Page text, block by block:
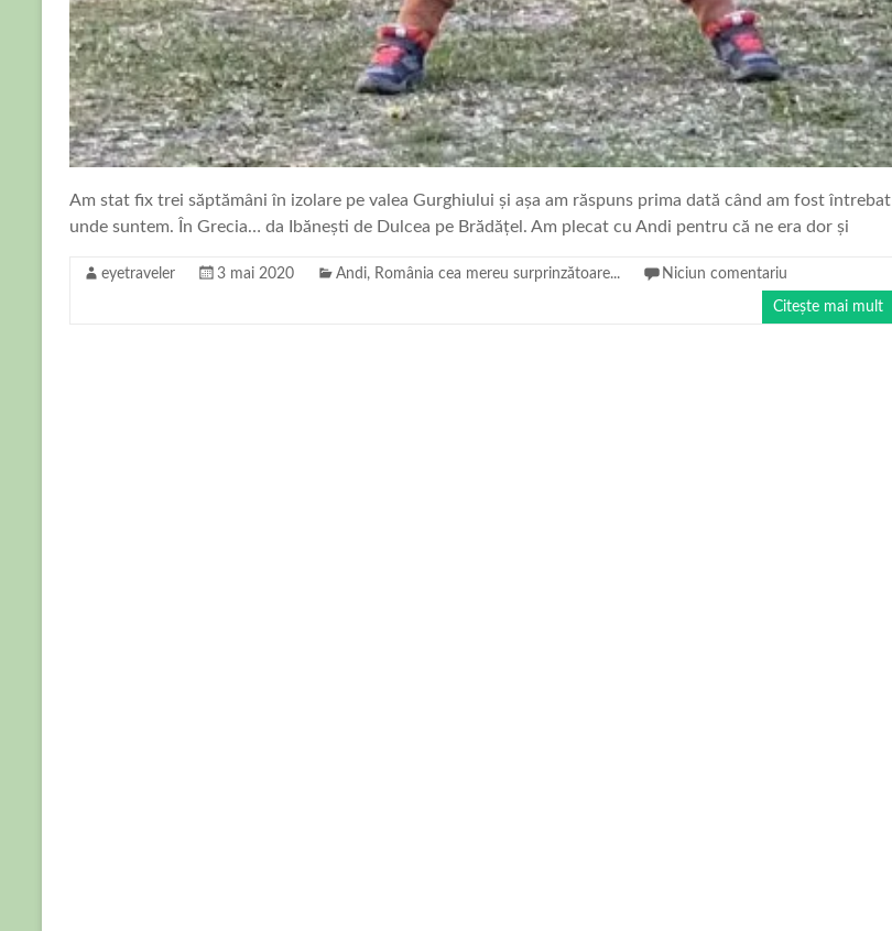
Am stat fix trei săptămâni în izolare pe valea Gurghiului și așa am răspuns prima dată când am fost întrebat
unde suntem. În Grecia… da Ibănești de Dulcea pe Brădățel. Am plecat cu Andi pentru că ne era dor și
eyetraveler 3 mai 2020 Andi, România cea mereu surprinzătoare... Niciun comentariu
Citește mai mult